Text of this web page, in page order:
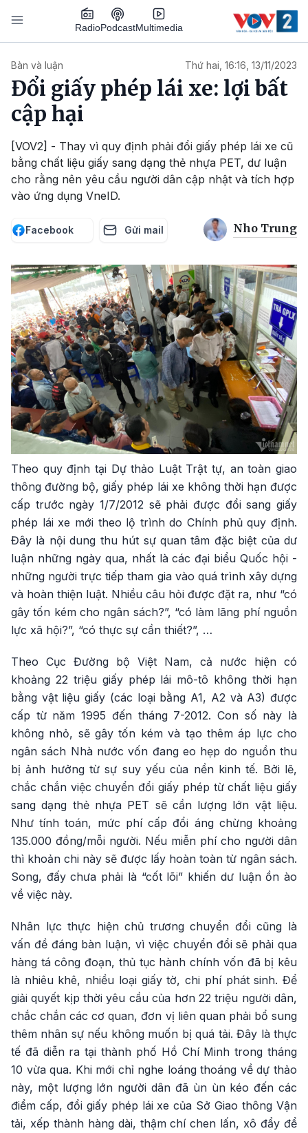
Nhảy đến nội dung
RadioPodcastMultimedia
Bàn và luận Thứ hai, 16:16, 13/11/2023
Đổi giấy phép lái xe: lợi bất
cập hại
[VOV2] - Thay vì quy định phải đổi giấy phép lái xe cũ
bằng chất liệu giấy sang dạng thẻ nhựa PET, dư luận
cho rằng nên yêu cầu người dân cập nhật và tích hợp
vào ứng dụng VneID.
Facebook Gửi mail Nho Trung
Theo quy định tại Dự thảo Luật Trật tự, an toàn giao
thông đường bộ, giấy phép lái xe không thời hạn được
cấp trước ngày 1/7/2012 sẽ phải được đổi sang giấy
phép lái xe mới theo lộ trình do Chính phủ quy định.
Đây là nội dung thu hút sự quan tâm đặc biệt của dư
luận những ngày qua, nhất là các đại biểu Quốc hội -
những người trực tiếp tham gia vào quá trình xây dựng
và hoàn thiện luật. Nhiều câu hỏi được đặt ra, như “có
gây tốn kém cho ngân sách?”, “có làm lãng phí nguồn
lực xã hội?”, “có thực sự cần thiết?”, …
Theo Cục Đường bộ Việt Nam, cả nước hiện có
khoảng 22 triệu giấy phép lái mô-tô không thời hạn
bằng vật liệu giấy (các loại bằng A1, A2 và A3) được
cấp từ năm 1995 đến tháng 7-2012. Con số này là
không nhỏ, sẽ gây tốn kém và tạo thêm áp lực cho
ngân sách Nhà nước vốn đang eo hẹp do nguồn thu
bị ảnh hưởng từ sự suy yếu của nền kinh tế. Bởi lẽ,
chắc chắn việc chuyển đổi giấy phép từ chất liệu giấy
sang dạng thẻ nhựa PET sẽ cần lượng lớn vật liệu.
Như tính toán, mức phí cấp đổi áng chừng khoảng
135.000 đồng/mỗi người. Nếu miễn phí cho người dân
thì khoản chi này sẽ được lấy hoàn toàn từ ngân sách.
Song, đấy chưa phải là “cốt lõi” khiến dư luận ồn ào
về việc này.
Nhân lực thực hiện chủ trương chuyển đổi cũng là
vấn đề đáng bàn luận, vì việc chuyển đổi sẽ phải qua
hàng tá công đoạn, thủ tục hành chính vốn đã bị kêu
là nhiêu khê, nhiều loại giấy tờ, chi phí phát sinh. Để
giải quyết kịp thời yêu cầu của hơn 22 triệu người dân,
chắc chắn các cơ quan, đơn vị liên quan phải bổ sung
thêm nhân sự nếu không muốn bị quá tải. Đây là thực
tế đã diễn ra tại thành phố Hồ Chí Minh trong tháng
10 vừa qua. Khi mới chỉ nghe loáng thoáng về dự thảo
này, một lượng lớn người dân đã ùn ùn kéo đến các
điểm cấp, đổi giấy phép lái xe của Sở Giao thông Vận
tải, xếp thành hàng dài, thậm chí chen lấn, xô đẩy để